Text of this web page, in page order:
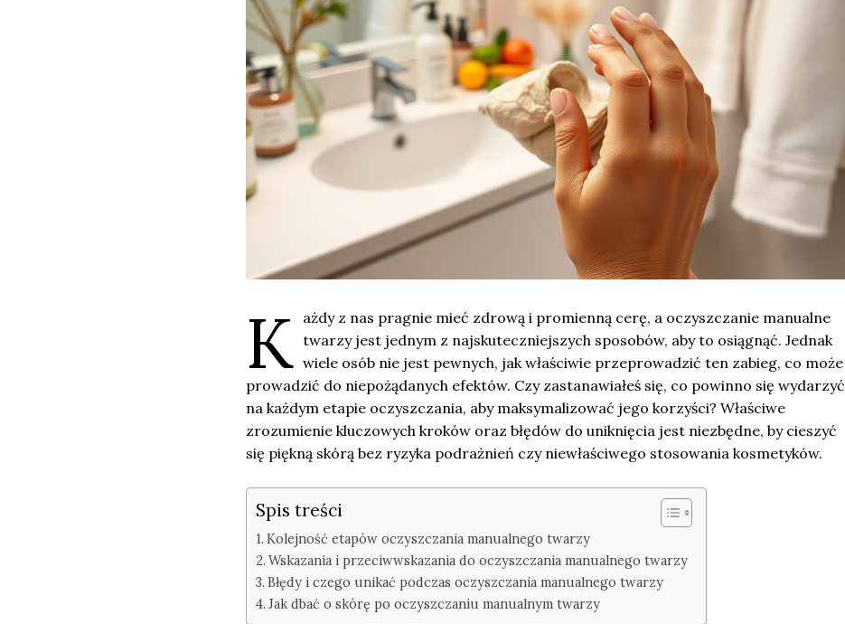
K ażdy z nas pragnie mieć zdrową i promienną cerę, a oczyszczanie manualne
twarzy jest jednym z najskuteczniejszych sposobów, aby to osiągnąć. Jednak
wiele osób nie jest pewnych, jak właściwie przeprowadzić ten zabieg, co może
prowadzić do niepożądanych efektów. Czy zastanawiałeś się, co powinno się wydarzyć
na każdym etapie oczyszczania, aby maksymalizować jego korzyści? Właściwe
zrozumienie kluczowych kroków oraz błędów do uniknięcia jest niezbędne, by cieszyć
się piękną skórą bez ryzyka podrażnień czy niewłaściwego stosowania kosmetyków.
Spis treści
Kolejność etapów oczyszczania manualnego twarzy
Wskazania i przeciwwskazania do oczyszczania manualnego twarzy
Błędy i czego unikać podczas oczyszczania manualnego twarzy
Jak dbać o skórę po oczyszczaniu manualnym twarzy